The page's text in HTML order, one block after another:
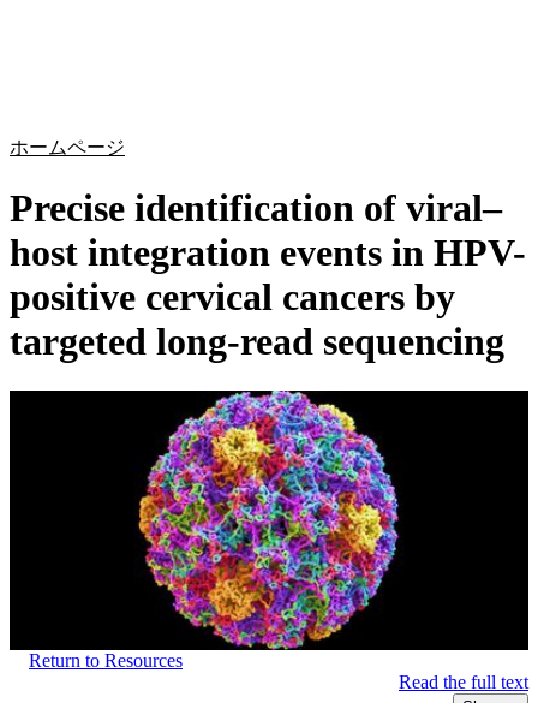
ホームページ
Precise identification of viral–
host integration events in HPV-
positive cervical cancers by
targeted long-read sequencing
Return to Resources
Read the full text